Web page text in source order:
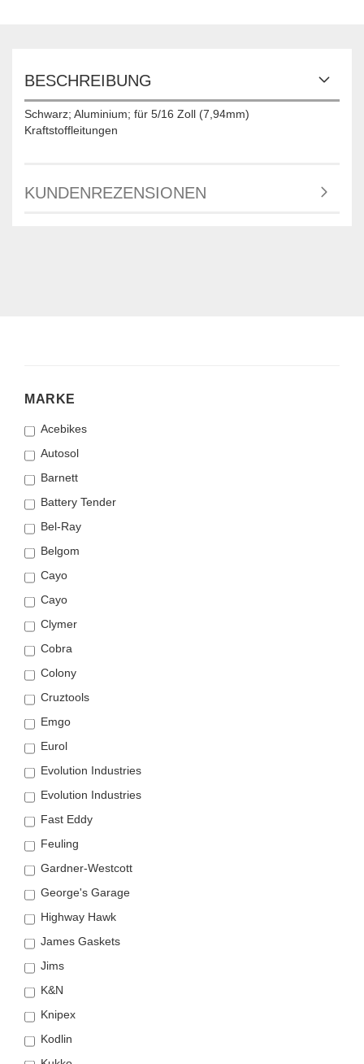
BESCHREIBUNG
Schwarz; Aluminium; für 5/16 Zoll (7,94mm)
Kraftstoffleitungen
KUNDENREZENSIONEN
MARKE
MARKE
Acebikes
Autosol
Barnett
Battery Tender
Bel-Ray
Belgom
Cayo
Cayo
Clymer
Cobra
Colony
Cruztools
Emgo
Eurol
Evolution Industries
Evolution Industries
Fast Eddy
Feuling
Gardner-Westcott
George's Garage
Highway Hawk
James Gaskets
Jims
K&N
Knipex
Kodlin